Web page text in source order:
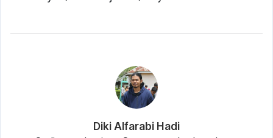
Diki Alfarabi Hadi